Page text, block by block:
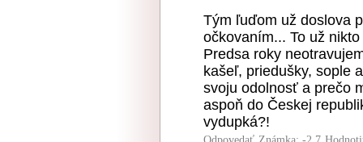
Tým ľuďom už doslova
očkovaním... To už
Predsa roky
kašeľ, priedušky, sople
svoju odolnosť a prečo
aspoň do Českej
vydupká?!